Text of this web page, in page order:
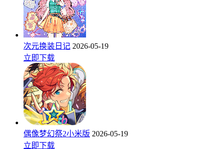
次元换装日记 2026-05-19
立即下载
偶像梦幻祭2小米版 2026-05-19
立即下载